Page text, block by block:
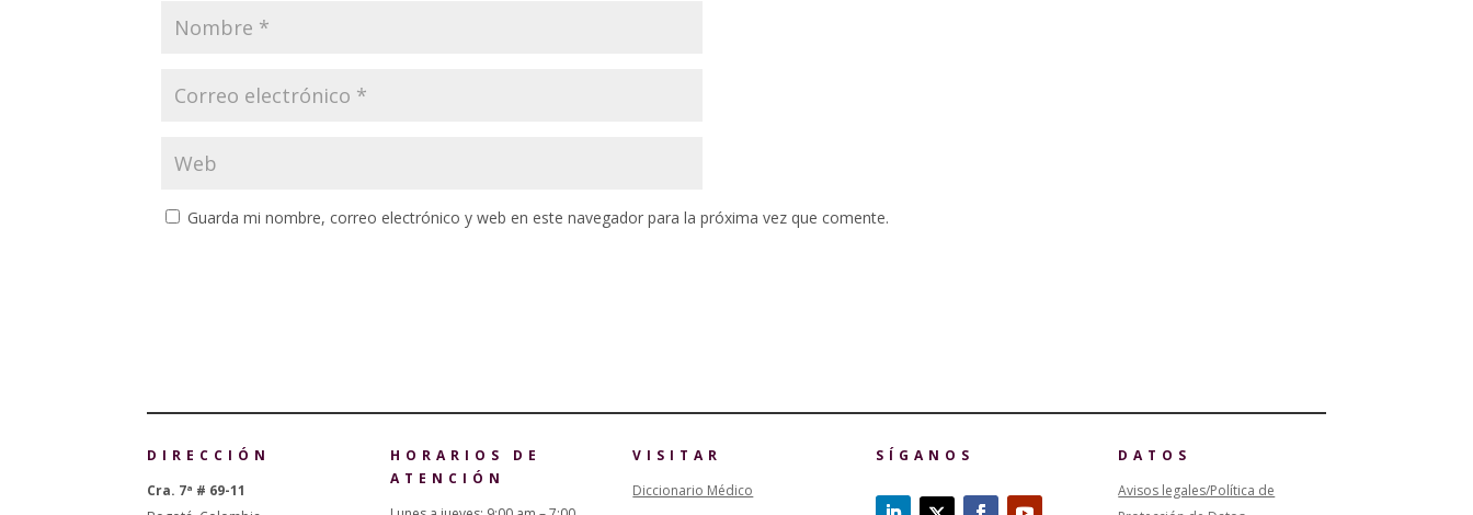
Guarda mi nombre, correo electrónico y web en este navegador para la próxima vez que comente.
DIRECCIÓN
Cra. 7ª # 69-11
HORARIOS DE
ATENCIÓN
VISITAR
Diccionario Médico
SÍGANOS
DATOS
Avisos legales/Política de